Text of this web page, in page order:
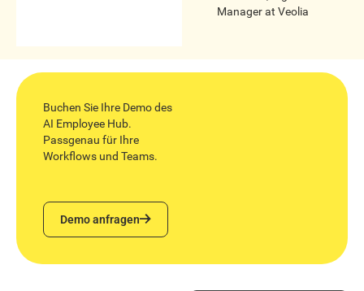
Managerat Veolia
Buchen Sie Ihre Demo des
AI Employee Hub.
Passgenau für Ihre
Workflows und Teams.
Demo anfragen
Demo anfragen